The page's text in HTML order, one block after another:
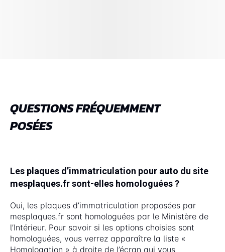
QUESTIONS FRÉQUEMMENT
POSÉES
Les plaques d’immatriculation pour auto du site
mesplaques.fr sont-elles homologuées ?
Oui, les plaques d’immatriculation proposées par
mesplaques.fr sont homologuées par le Ministère de
l’Intérieur. Pour savoir si les options choisies sont
homologuées, vous verrez apparaître la liste «
Homologation » à droite de l’écran qui vous